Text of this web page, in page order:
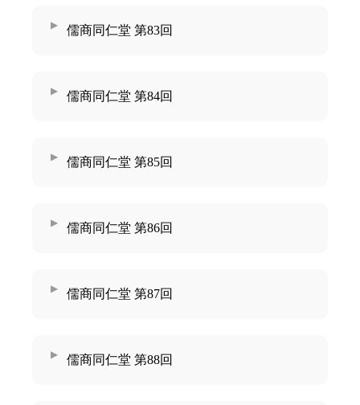
儒商同仁堂 第83回
儒商同仁堂 第84回
儒商同仁堂 第85回
儒商同仁堂 第86回
儒商同仁堂 第87回
儒商同仁堂 第88回